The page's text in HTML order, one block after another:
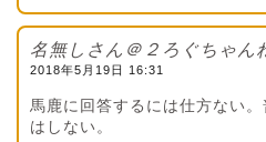
名無しさん＠２ろぐちゃん
2018年5月19日 16:31
馬鹿に回答するには仕方ない
はしない。